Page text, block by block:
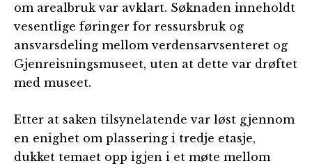
om arealbruk var avklart. Søknaden inneholdt
vesentlige føringer for ressursbruk og
ansvarsdeling mellom verdensarvsenteret og
Gjenreisningsmuseet, uten at dette var drøftet
med museet.
Etter at saken tilsynelatende var løst gjennom
en enighet om plassering i tredje etasje,
dukket temaet opp igjen i et møte mellom